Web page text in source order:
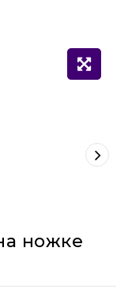
ножке